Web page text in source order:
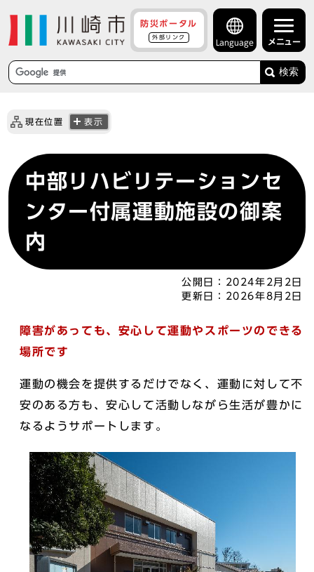
防災ポータル
外部リンク
Language メニュー
検索
現在位置 表示
中部リハビリテーションセ
ンター付属運動施設の御案
内
公開日：
2024年2月2日
更新日：
2026年8月2日
障害があっても、安心して運動やスポーツのできる
場所です
運動の機会を提供するだけでなく、運動に対して不
安のある方も、安心して活動しながら生活が豊かに
なるようサポートします。